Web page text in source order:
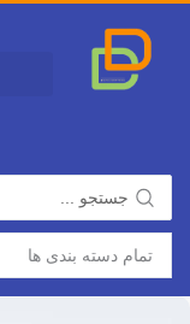
محتوا
جستجو
...